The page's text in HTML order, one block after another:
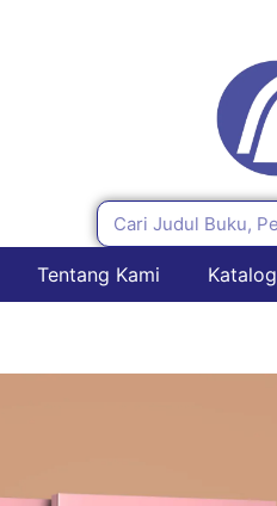
Tentang Kami Katalog